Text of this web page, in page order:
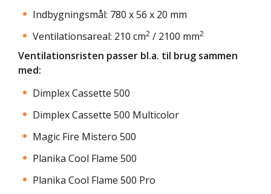
Indbygningsmål: 780 x 56 x 20 mm
Ventilationsareal: 210 cm2 / 2100 mm2
Ventilationsristen passer bl.a. til brug sammen
med:
Dimplex Cassette 500
Dimplex Cassette 500 Multicolor
Magic Fire Mistero 500
Planika Cool Flame 500
Planika Cool Flame 500 Pro